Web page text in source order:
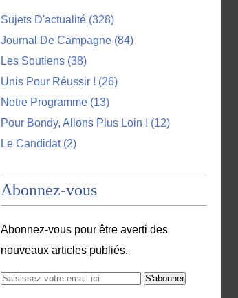
Sujets D'actualité (328)
Journal De Campagne (84)
Les Soutiens (38)
Unis Pour Réussir ! (26)
Notre Programme (13)
Pour Bondy, Allons Plus Loin ! (12)
Le Candidat(2)
Abonnez-vous
Abonnez-vous pour être averti des
nouveaux articles publiés.